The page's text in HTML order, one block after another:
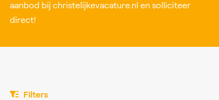
aanbod bij christelijkevacature.nl en solliciteer
direct!
Filters